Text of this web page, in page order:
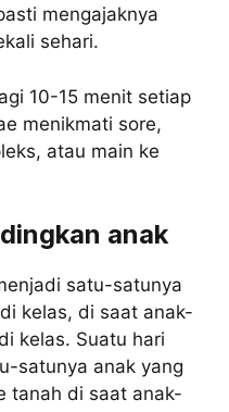
mengajaknya
sehari.
10-15 menit setiap
menikmati sore,
atau main ke
anak
satu-satunya
kelas, di saat anak-
kelas. Suatu hari
satunya anak yang
tanah di saat anak-